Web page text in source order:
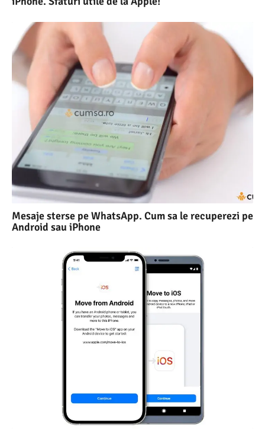
Mesaje sterse pe WhatsApp. Cum sa le recuperezi pe
Android sau iPhone